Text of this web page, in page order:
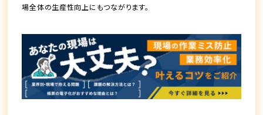
場全体の生産性向上にもつながります。